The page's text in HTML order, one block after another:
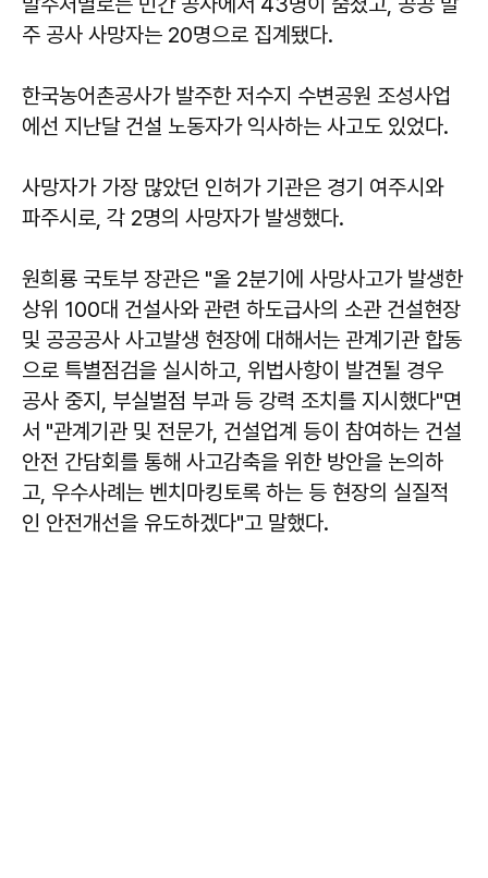
주 공사 사망자는 20명으로 집계됐다.
한국농어촌공사가 발주한 저수지 수변공원 조성사업
에선 지난달 건설 노동자가 익사하는 사고도 있었다.
사망자가 가장 많았던 인허가 기관은 경기 여주시와
파주시로, 각 2명의 사망자가 발생했다.
원희룡 국토부 장관은 "올 2분기에 사망사고가 발생한
상위 100대 건설사와 관련 하도급사의 소관 건설현장
및 공공공사 사고발생 현장에 대해서는 관계기관 합동
으로 특별점검을 실시하고, 위법사항이 발견될 경우
공사 중지, 부실벌점 부과 등 강력 조치를 지시했다"면
서 "관계기관 및 전문가, 건설업계 등이 참여하는 건설
안전 간담회를 통해 사고감축을 위한 방안을 논의하
고, 우수사례는 벤치마킹토록 하는 등 현장의 실질적
인 안전개선을 유도하겠다"고 말했다.